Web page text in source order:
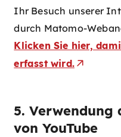
Ihr Besuch unserer
durch Matomo-
Klicken Sie hier,
erfasst wird.
5. Verwendung
von YouTube